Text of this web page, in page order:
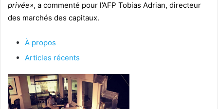
privée», a commenté pour l’AFP Tobias Adrian, directeur
des marchés des capitaux.
À propos
Articles récents